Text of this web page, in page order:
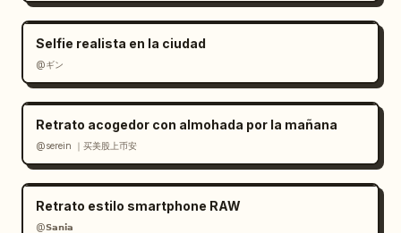
Selfie realista en la ciudad
@ギン
Retrato acogedor con almohada por la mañana
@serein ｜买美股上币安
Retrato estilo smartphone RAW
@𝗦𝗮𝗻𝗶𝗮